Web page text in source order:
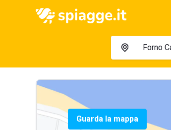
Guarda la mappa